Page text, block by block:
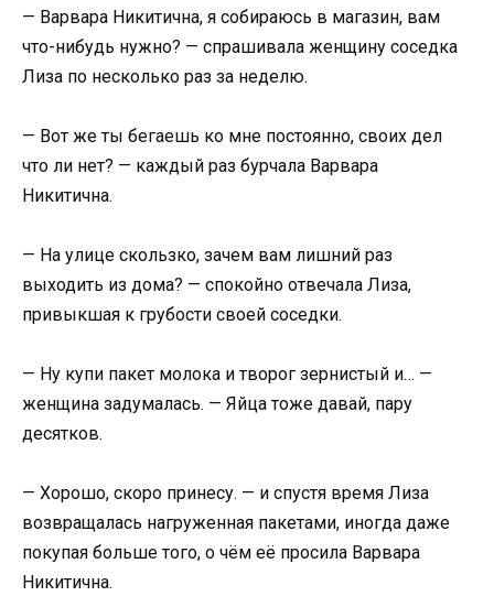
— Варвара Никитична, я собираюсь в магазин, вам
что-нибудь нужно? — спрашивала женщину соседка
Лиза по несколько раз за неделю.
— Вот же ты бегаешь ко мне постоянно, своих дел
что ли нет? — каждый раз бурчала Варвара
Никитична.
— На улице скользко, зачем вам лишний раз
выходить из дома? — спокойно отвечала Лиза,
привыкшая к грубости своей соседки.
— Ну купи пакет молока и творог зернистый и… —
женщина задумалась. — Яйца тоже давай, пару
десятков.
— Хорошо, скоро принесу. — и спустя время Лиза
возвращалась нагруженная пакетами, иногда даже
покупая больше того, о чём её просила Варвара
Никитична.